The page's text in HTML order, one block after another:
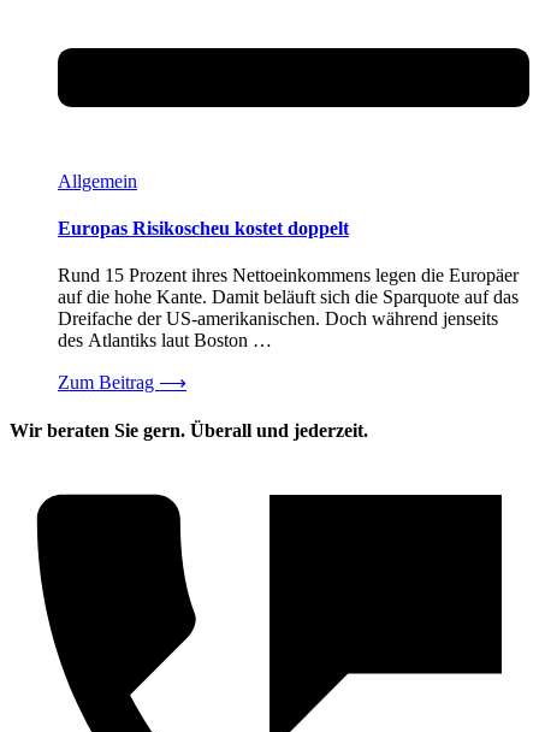
Allgemein
Europas Risikoscheu kostet doppelt
Rund 15 Prozent ihres Nettoeinkommens legen die Europäer
auf die hohe Kante. Damit beläuft sich die Sparquote auf das
Dreifache der US-amerikanischen. Doch während jenseits
des Atlantiks laut Boston …
Zum Beitrag ⟶
Wir beraten Sie gern. Überall und jederzeit.